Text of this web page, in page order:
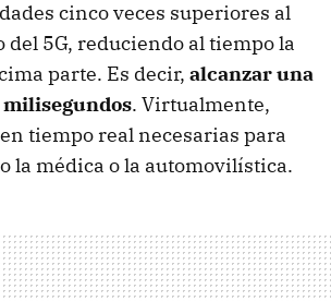
cinco veces superiores al
del 5G, reduciendo al tiempo la
parte. Es decir, alcanzar una
. Virtualmente,
tiempo real necesarias para
la médica o la automovilística.